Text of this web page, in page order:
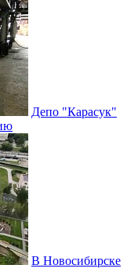
Депо "Карасук"
В Новосибирске